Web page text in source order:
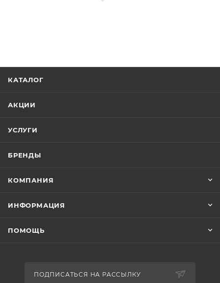
КАТАЛОГ
АКЦИИ
УСЛУГИ
БРЕНДЫ
КОМПАНИЯ
ИНФОРМАЦИЯ
ПОМОЩЬ
ПОДПИСАТЬСЯ НА РАССЫЛКУ